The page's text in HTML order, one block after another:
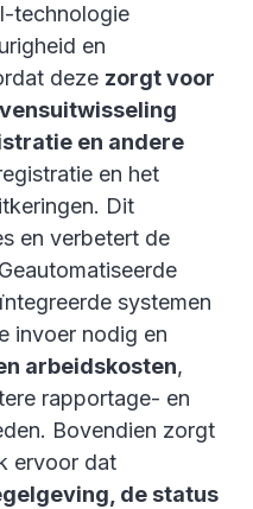
technologie
en
deze zorgt voor
en andere
en het
Dit
en verbetert de
systemen
invoer nodig en
arbeidskosten,
rapportage- en
Bovendien zorgt
ervoor dat
de status